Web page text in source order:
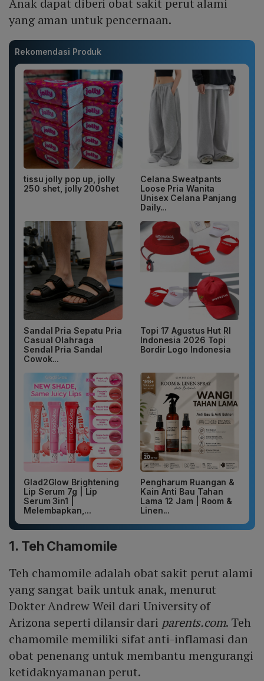
Anak dapat diberi obat sakit perut alami
yang aman untuk pencernaan.
Rekomendasi Produk
tissu jolly pop up, jolly
250 shet, jolly 200shet
Celana Sweatpants
Loose Pria Wanita
Unisex Celana Panjang
Daily...
Sandal Pria Sepatu Pria
Casual Olahraga
Sendal Pria Sandal
Cowok...
Topi 17 Agustus Hut RI
Indonesia 2026 Topi
Bordir Logo Indonesia
Glad2Glow Brightening
Lip Serum 7g | Lip
Serum 3in1 |
Melembapkan,...
Pengharum Ruangan &
Kain Anti Bau Tahan
Lama 12 Jam | Room &
Linen...
1. Teh Chamomile
Teh chamomile adalah obat sakit perut alami
yang sangat baik untuk anak, menurut
Dokter Andrew Weil dari University of
Arizona seperti dilansir dari parents.com. Teh
chamomile memiliki sifat anti-inflamasi dan
obat penenang untuk membantu mengurangi
ketidaknyamanan perut.